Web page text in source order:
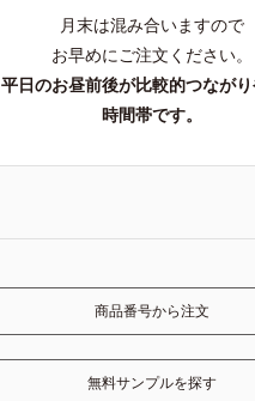
月末は混み合いますので
お早めにご注文ください。
平日のお昼前後が比較的つなが
時間帯です。
商品番号から注文
無料サンプルを探す